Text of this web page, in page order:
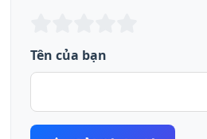
Tên của bạn